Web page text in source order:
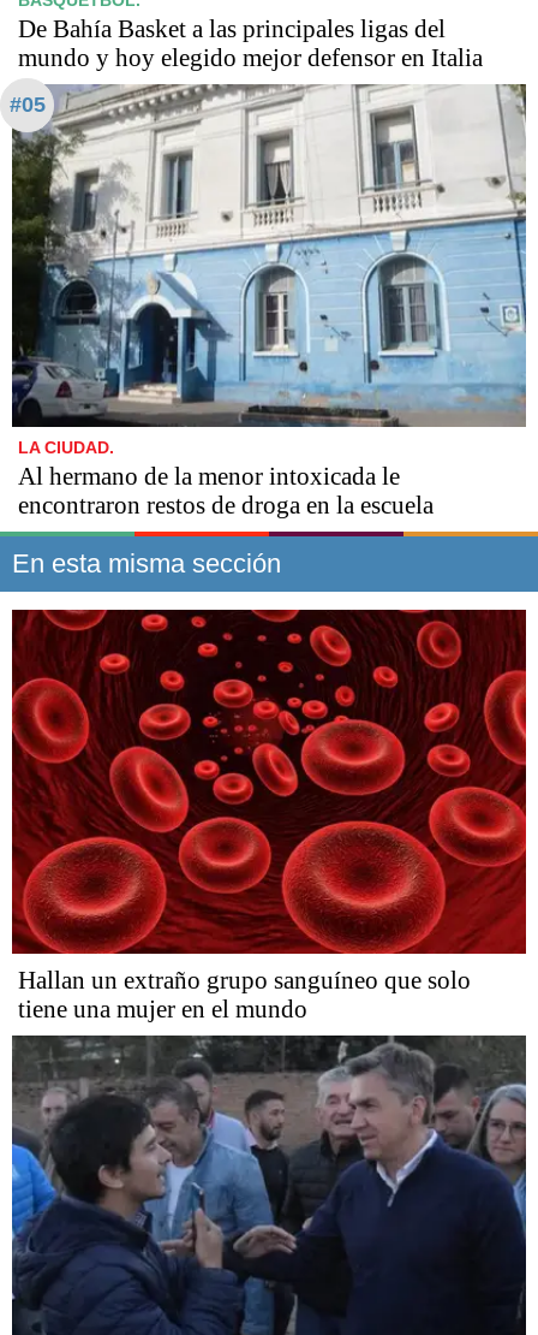
De Bahía Basket a las principales ligas del
mundo y hoy elegido mejor defensor en Italia
#05
LA CIUDAD.
Al hermano de la menor intoxicada le
encontraron restos de droga en la escuela
En esta misma sección
Hallan un extraño grupo sanguíneo que solo
tiene una mujer en el mundo